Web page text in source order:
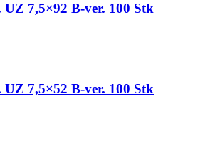
UZ 7,5×92 B-ver. 100 Stk
UZ 7,5×52 B-ver. 100 Stk